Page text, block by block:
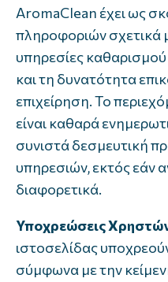
AromaClean έχει ως
πληροφοριών σχετικά
υπηρεσίες
και τη δυνατότητα
επιχείρηση. Το
είναι καθαρά
συνιστά δεσμευτική
υπηρεσιών, εκτός εάν
διαφορετικά.
Υποχρεώσεις
ιστοσελίδας
σύμφωνα με την